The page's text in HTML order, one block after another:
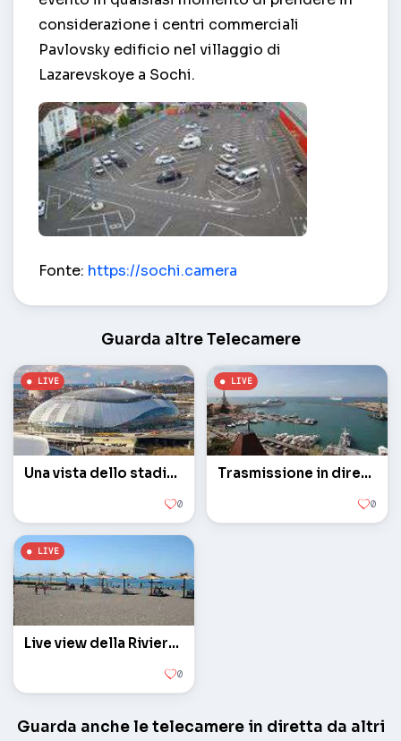
considerazione i centri commerciali
Pavlovsky edificio nel villaggio di
Lazarevskoye a Sochi.
Fonte: https://sochi.camera
Guarda altre Telecamere
Una vista dello stadio olimpico
0
Trasmissione in diretta dal Seaport
0
Live view della Riviera spiaggia
0
Guarda anche le telecamere in diretta da altri